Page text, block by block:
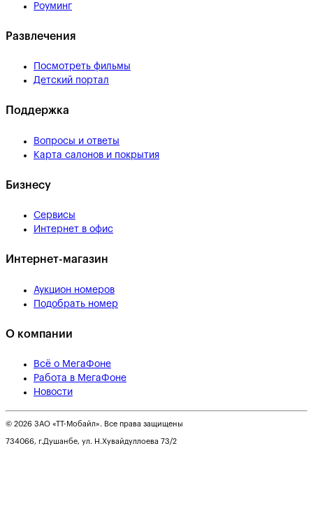
Роуминг
Развлечения
Посмотреть фильмы
Детский портал
Поддержка
Вопросы и ответы
Карта салонов и покрытия
Бизнесу
Сервисы
Интернет в офис
Интернет-магазин
Аукцион номеров
Подобрать номер
О компании
Всё о МегаФоне
Работа в МегаФоне
Новости
© 2026 ЗАО «ТТ-Мобайл». Все права защищены
734066, г.Душанбе, ул. Н.Хувайдуллоева 73/2